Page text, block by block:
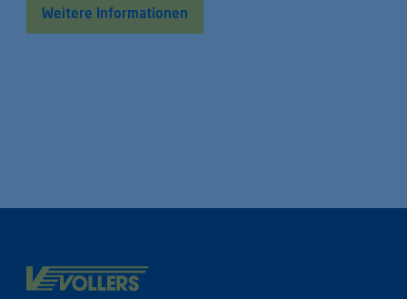
Weitere Informationen